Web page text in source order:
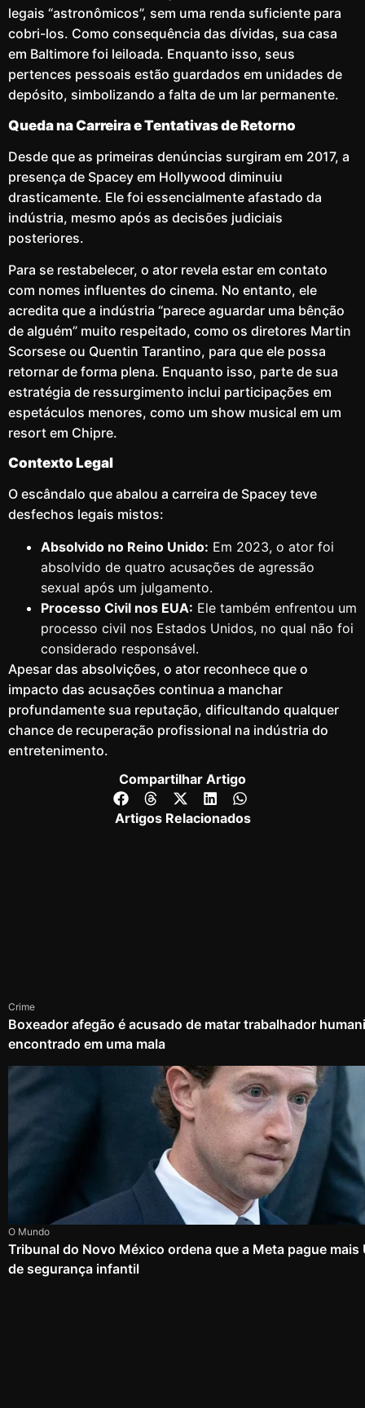
legais “astronômicos”, sem uma renda suficiente para
cobri-los. Como consequência das dívidas, sua casa
em Baltimore foi leiloada. Enquanto isso, seus
pertences pessoais estão guardados em unidades de
depósito, simbolizando a falta de um lar permanente.
Queda na Carreira e Tentativas de Retorno
Desde que as primeiras denúncias surgiram em 2017, a
presença de Spacey em Hollywood diminuiu
drasticamente. Ele foi essencialmente afastado da
indústria, mesmo após as decisões judiciais
posteriores.
Para se restabelecer, o ator revela estar em contato
com nomes influentes do cinema. No entanto, ele
acredita que a indústria “parece aguardar uma bênção
de alguém” muito respeitado, como os diretores Martin
Scorsese ou Quentin Tarantino, para que ele possa
retornar de forma plena. Enquanto isso, parte de sua
estratégia de ressurgimento inclui participações em
espetáculos menores, como um show musical em um
resort em Chipre.
Contexto Legal
O escândalo que abalou a carreira de Spacey teve
desfechos legais mistos:
Absolvido no Reino Unido: Em 2023, o ator foi
absolvido de quatro acusações de agressão
sexual após um julgamento.
Processo Civil nos EUA: Ele também enfrentou um
processo civil nos Estados Unidos, no qual não foi
considerado responsável.
Apesar das absolvições, o ator reconhece que o
impacto das acusações continua a manchar
profundamente sua reputação, dificultando qualquer
chance de recuperação profissional na indústria do
entretenimento.
Compartilhar Artigo
Artigos Relacionados
Crime
Boxeador afegão é acusado de matar trabalhador
encontrado em uma mala
O Mundo
Tribunal do Novo México ordena que a Meta pague mais
de segurança infantil